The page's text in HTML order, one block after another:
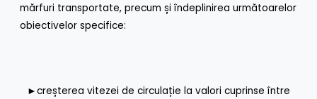
mărfuri transportate, precum și îndeplinirea următoarelor
obiectivelor specifice:
►creșterea vitezei de circulație la valori cuprinse între